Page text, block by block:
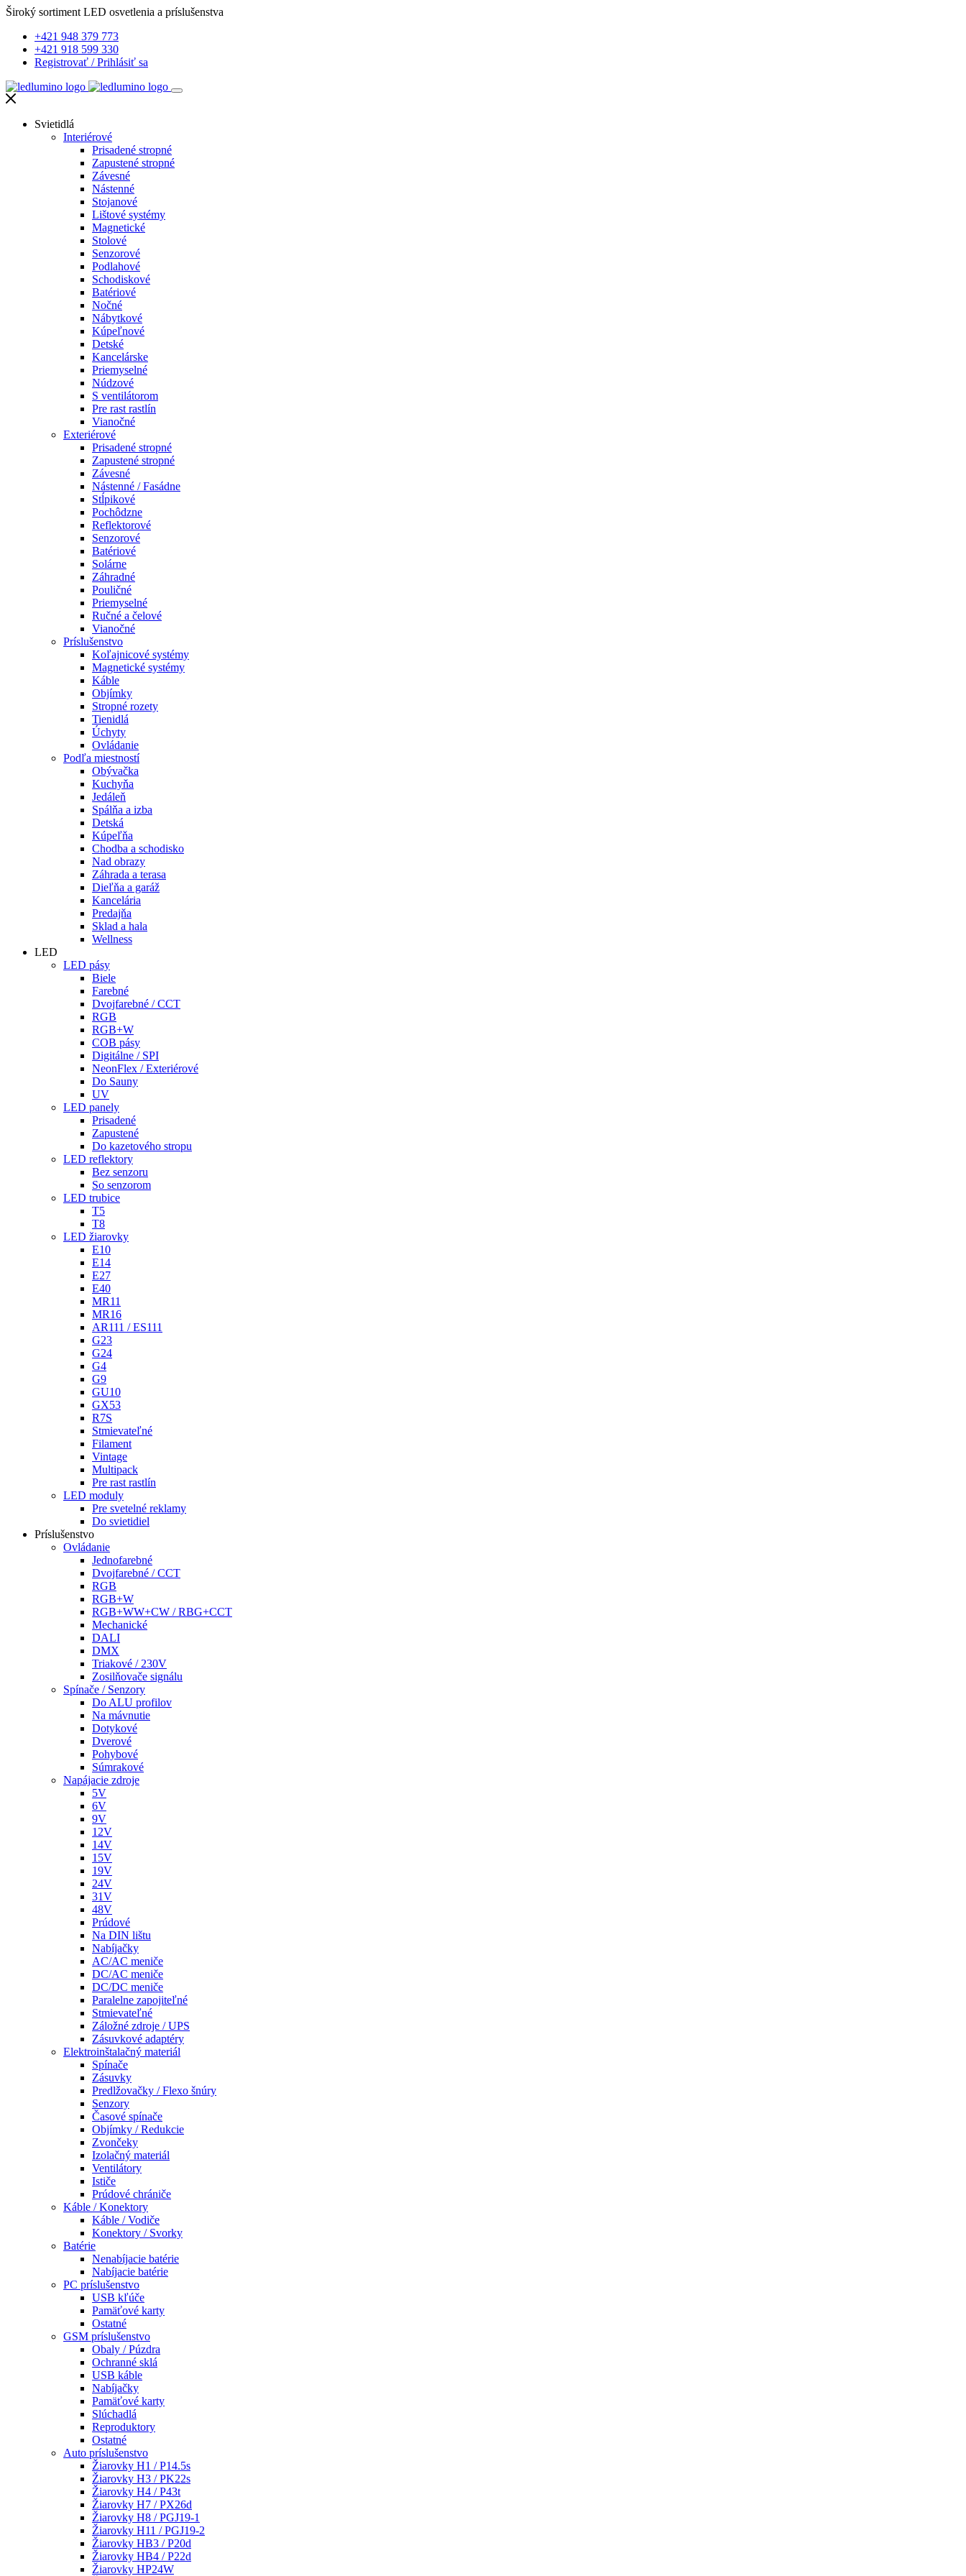
Široký sortiment LED osvetlenia a príslušenstva
+421 948 379 773
+421 918 599 330
Registrovať /Prihlásiť sa
Svietidlá
Interiérové
Prisadené stropné
Zapustené stropné
Závesné
Nástenné
Stojanové
Lištové systémy
Magnetické
Stolové
Senzorové
Podlahové
Schodiskové
Batériové
Nočné
Nábytkové
Kúpeľnové
Detské
Kancelárske
Priemyselné
Núdzové
S ventilátorom
Pre rast rastlín
Vianočné
Exteriérové
Prisadené stropné
Zapustené stropné
Závesné
Nástenné / Fasádne
Stĺpikové
Pochôdzne
Reflektorové
Senzorové
Batériové
Solárne
Záhradné
Pouličné
Priemyselné
Ručné a čelové
Vianočné
Príslušenstvo
Koľajnicové systémy
Magnetické systémy
Káble
Objímky
Stropné rozety
Tienidlá
Úchyty
Ovládanie
Podľa miestností
Obývačka
Kuchyňa
Jedáleň
Spálňa a izba
Detská
Kúpeľňa
Chodba a schodisko
Nad obrazy
Záhrada a terasa
Dieľňa a garáž
Kancelária
Predajňa
Sklad a hala
Wellness
LED
LED pásy
Biele
Farebné
Dvojfarebné / CCT
RGB
RGB+W
COB pásy
Digitálne / SPI
NeonFlex / Exteriérové
Do Sauny
UV
LED panely
Prisadené
Zapustené
Do kazetového stropu
LED reflektory
Bez senzoru
So senzorom
LED trubice
T5
T8
LED žiarovky
E10
E14
E27
E40
MR11
MR16
AR111 / ES111
G23
G24
G4
G9
GU10
GX53
R7S
Stmievateľné
Filament
Vintage
Multipack
Pre rast rastlín
LED moduly
Pre svetelné reklamy
Do svietidiel
Príslušenstvo
Ovládanie
Jednofarebné
Dvojfarebné / CCT
RGB
RGB+W
RGB+WW+CW / RBG+CCT
Mechanické
DALI
DMX
Triakové / 230V
Zosilňovače signálu
Spínače / Senzory
Do ALU profilov
Na mávnutie
Dotykové
Dverové
Pohybové
Súmrakové
Napájacie zdroje
5V
6V
9V
12V
14V
15V
19V
24V
31V
48V
Prúdové
Na DIN lištu
Nabíjačky
AC/AC meniče
DC/AC meniče
DC/DC meniče
Paralelne zapojiteľné
Stmievateľné
Záložné zdroje / UPS
Zásuvkové adaptéry
Elektroinštalačný materiál
Spínače
Zásuvky
Predlžovačky / Flexo šnúry
Senzory
Časové spínače
Objímky / Redukcie
Zvončeky
Izolačný materiál
Ventilátory
Ističe
Prúdové chrániče
Káble / Konektory
Káble / Vodiče
Konektory / Svorky
Batérie
Nenabíjacie batérie
Nabíjacie batérie
PC príslušenstvo
USB kľúče
Pamäťové karty
Ostatné
GSM príslušenstvo
Obaly / Púzdra
Ochranné sklá
USB káble
Nabíjačky
Pamäťové karty
Slúchadlá
Reproduktory
Ostatné
Auto príslušenstvo
Žiarovky H1 / P14.5s
Žiarovky H3 / PK22s
Žiarovky H4 / P43t
Žiarovky H7 / PX26d
Žiarovky H8 / PGJ19-1
Žiarovky H11 / PGJ19-2
Žiarovky HB3 / P20d
Žiarovky HB4 / P22d
Žiarovky HP24W